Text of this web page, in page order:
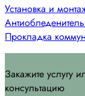
Установка и
Прокладка
Закажите услугу
консультацию